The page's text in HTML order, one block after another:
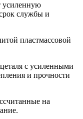
усиленную
службы и
пластмассовой
с усиленными
и прочности
на